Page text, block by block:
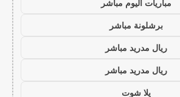
مباريات اليوم مباشر
برشلونة مباشر
ريال مدريد مباشر
ريال مدريد مباشر
يلا شوت